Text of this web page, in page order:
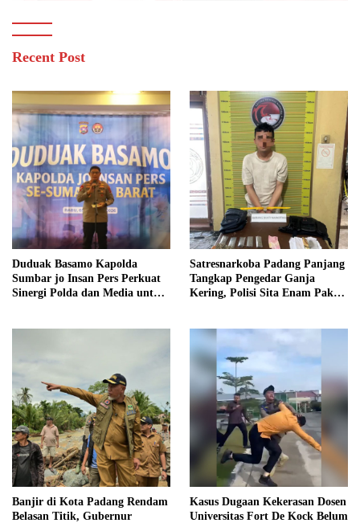
Recent Post
Duduak Basamo Kapolda
Sumbar jo Insan Pers Perkuat
Sinergi Polda dan Media untuk
Satresnarkoba Padang Panjang
Tangkap Pengedar Ganja
Kering, Polisi Sita Enam Paket
Banjir di Kota Padang Rendam
Belasan Titik, Gubernur
Kasus Dugaan Kekerasan Dosen
Universitas Fort De Kock Belum